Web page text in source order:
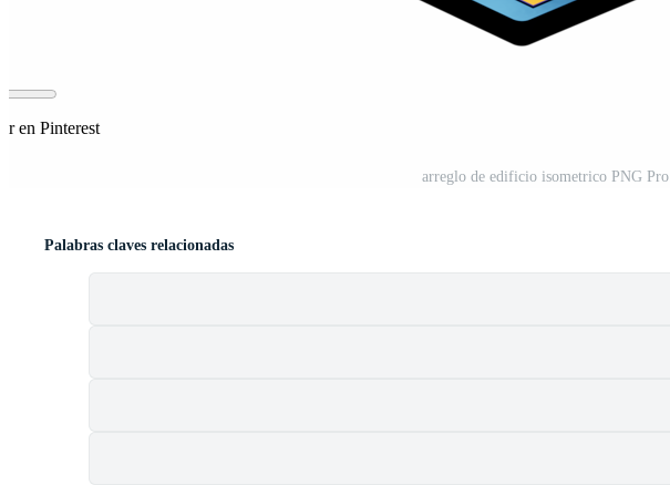
en Pinterest
arreglo de edificio isometrico PNG Pro
Palabras claves relacionadas